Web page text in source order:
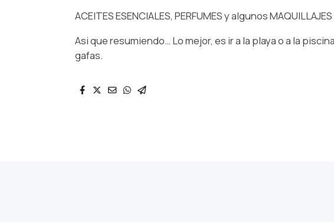
ACEITES ESENCIALES, PERFUMES y algunos MAQUILLAJES
Asi que resumiendo… Lo mejor, es ir a la playa o a la
gafas.